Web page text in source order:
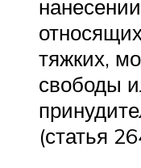
тяжких,
свободы
(статья